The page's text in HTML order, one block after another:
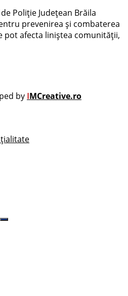
Poliție Județean Brăila
prevenirea și combaterea
pot afecta liniștea comunității,
by IMCreative.ro